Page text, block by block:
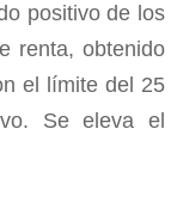
positivo de los
renta, obtenido
el límite del 25
Se eleva el